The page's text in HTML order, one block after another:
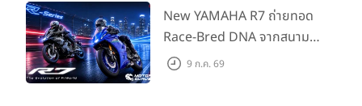
House Flagship Store ทั่ว
ประเทศ
New YAMAHA R7 ถ่ายทอด
Race-Bred DNA จากสนาม
แข่งสู่ซูเปอร์สปอร์ตคลาสกลาง
9 ก.ค. 69